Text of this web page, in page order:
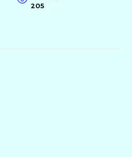
205